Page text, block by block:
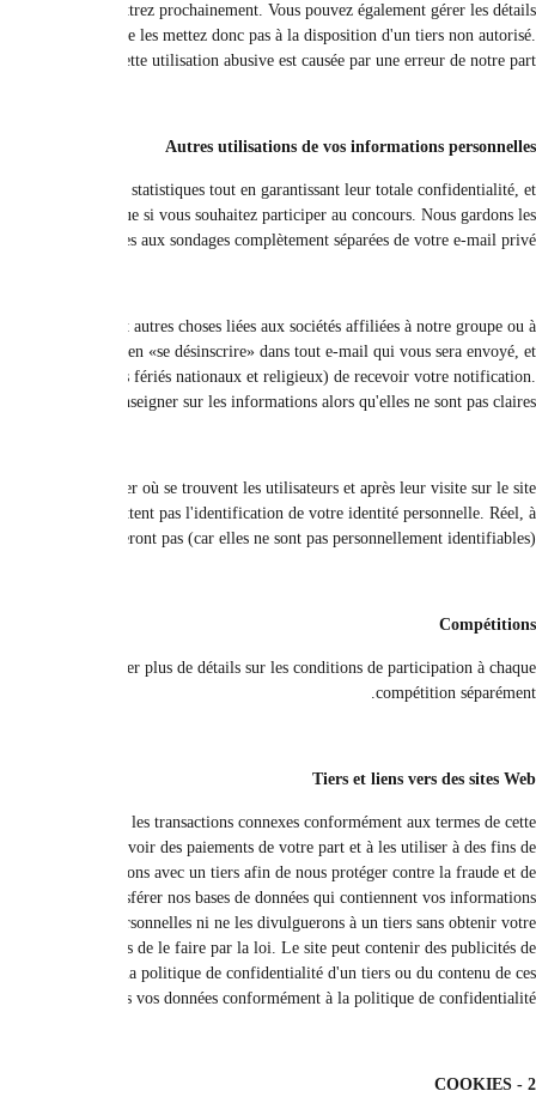
votre compte sur le site, vous pouvez consulter les informations et les
de votre adresse. Vous devez également vous engager à respecter une
Nous n'assumons aucune
Nous pouvons utiliser vos informations personnelles dans les
vous avez le droit de les retirer à tout moment. Nous n'envoyons
Nous pouvons envoyer des informations sur nous, ou sur le site ou nos
nos partenaires. Si vous ne souhaitez pas obtenir ces informations
nous cesserons de vous envoyer ces informations dans les sept jours
Nous pouvons utiliser certaines données, tout en préservant la vie privée
ou les liens dans le courrier électronique pendant qu'ils s'abonnent pour
un tiers, par
Dans le cadre de toute compétition, nous utilisons les données pour
Nous pouvons transférer vos informations à d'autres sociétés de
politique de confidentialité. Par exemple, nous pouvons nous
statistiques ou de recherche marketing ou pour aider notre équipe de
réduire le risque de crédit. Dans le cas où notre entreprise ou une
personnelles. En dehors de ce qui est indiqué dans la présente
approbation préalable, sauf si cela est nécessaire aux fins stipulées
tiers ou des liens vers d'autres sites Web ou cadres d'autres sites.
politiques appliquées dans d'autres sites, ainsi que nous